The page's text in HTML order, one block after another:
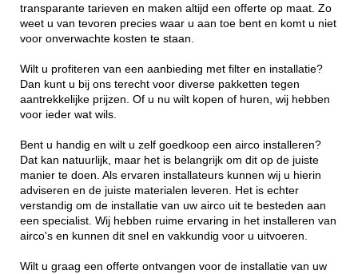
transparante tarieven en maken altijd een offerte op maat. Zo
weet u van tevoren precies waar u aan toe bent en komt u niet
voor onverwachte kosten te staan.
Wilt u profiteren van een aanbieding met filter en installatie?
Dan kunt u bij ons terecht voor diverse pakketten tegen
aantrekkelijke prijzen. Of u nu wilt kopen of huren, wij hebben
voor ieder wat wils.
Bent u handig en wilt u zelf goedkoop een airco installeren?
Dat kan natuurlijk, maar het is belangrijk om dit op de juiste
manier te doen. Als ervaren installateurs kunnen wij u hierin
adviseren en de juiste materialen leveren. Het is echter
verstandig om de installatie van uw airco uit te besteden aan
een specialist. Wij hebben ruime ervaring in het installeren van
airco's en kunnen dit snel en vakkundig voor u uitvoeren.
Wilt u graag een offerte ontvangen voor de installatie van uw